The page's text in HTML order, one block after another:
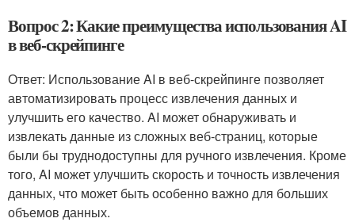
Вопрос 2: Какие преимущества использования AI
в веб-скрейпинге
Ответ: Использование AI в веб-скрейпинге позволяет
автоматизировать процесс извлечения данных и
улучшить его качество. AI может обнаруживать и
извлекать данные из сложных веб-страниц, которые
были бы труднодоступны для ручного извлечения. Кроме
того, AI может улучшить скорость и точность извлечения
данных, что может быть особенно важно для больших
объемов данных.